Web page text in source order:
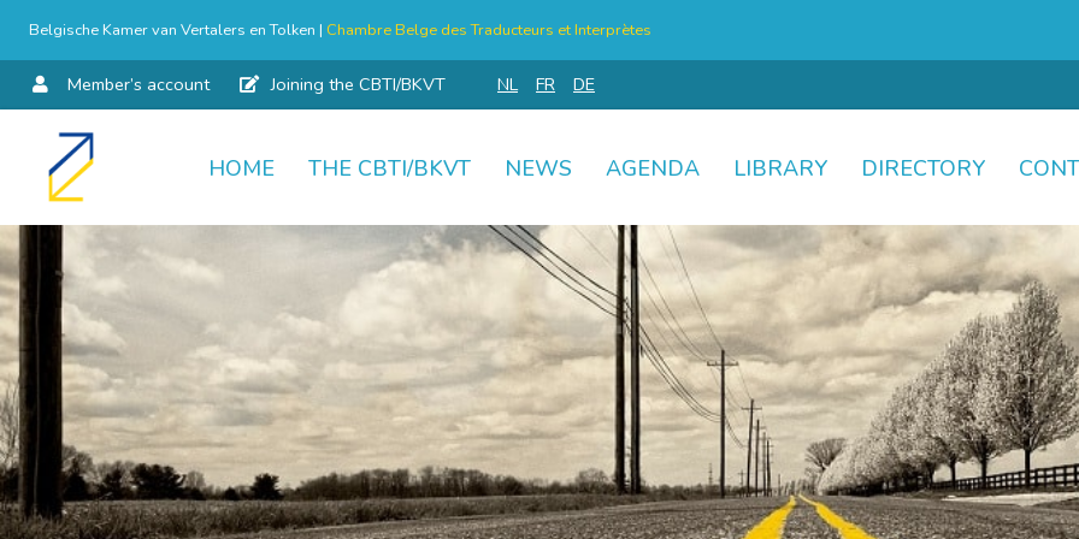
Belgische Kamer van Vertalers en Tolken | Chambre Belge des Traducteurs et Interprètes
Member’s account Joining the CBTI/BKVT NL FR DE
Skip
content
HOME THE CBTI/BKVT NEWS AGENDA LIBRARY DIRECTORY